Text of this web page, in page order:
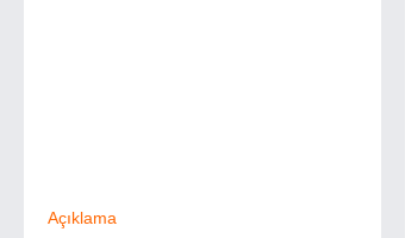
Açıklama